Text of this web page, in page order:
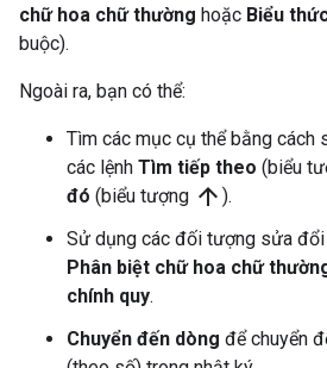
chữ hoa chữ thường hoặc Biểu
buộc).
Ngoài ra, bạn có thể:
Tìm các mục cụ thể bằng cách
các lệnh Tìm tiếp theo (biểu
đó (biểu tượng arrow_upward ).
Sử dụng các đối tượng sửa
Phân biệt chữ hoa chữ
chính quy.
Chuyển đến dòng để chuyển